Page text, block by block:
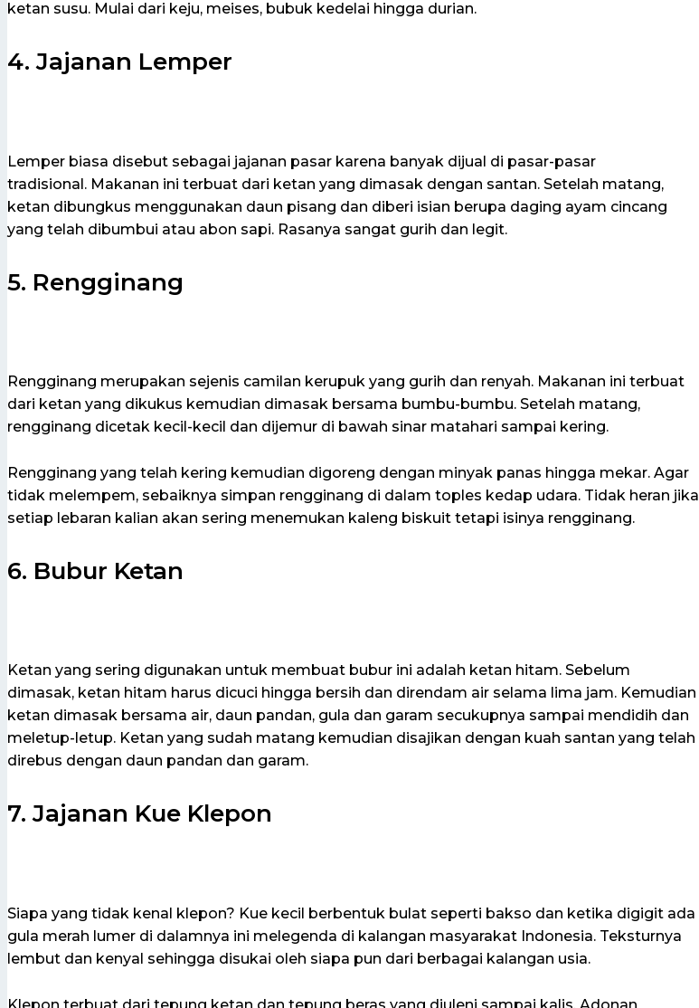
ketan susu. Mulai dari keju, meises, bubuk kedelai hingga durian.
4. Jajanan Lemper
Lemper biasa disebut sebagai jajanan pasar karena banyak dijual di pasar-pasar
tradisional. Makanan ini terbuat dari ketan yang dimasak dengan santan. Setelah matang,
ketan dibungkus menggunakan daun pisang dan diberi isian berupa daging ayam cincang
yang telah dibumbui atau abon sapi. Rasanya sangat gurih dan legit.
5. Rengginang
Rengginang merupakan sejenis camilan kerupuk yang gurih dan renyah. Makanan ini terbuat
dari ketan yang dikukus kemudian dimasak bersama bumbu-bumbu. Setelah matang,
rengginang dicetak kecil-kecil dan dijemur di bawah sinar matahari sampai kering.
Rengginang yang telah kering kemudian digoreng dengan minyak panas hingga mekar. Agar
tidak melempem, sebaiknya simpan rengginang di dalam toples kedap udara. Tidak heran jika
setiap lebaran kalian akan sering menemukan kaleng biskuit tetapi isinya rengginang.
6. Bubur Ketan
Ketan yang sering digunakan untuk membuat bubur ini adalah ketan hitam. Sebelum
dimasak, ketan hitam harus dicuci hingga bersih dan direndam air selama lima jam. Kemudian
ketan dimasak bersama air, daun pandan, gula dan garam secukupnya sampai mendidih dan
meletup-letup. Ketan yang sudah matang kemudian disajikan dengan kuah santan yang telah
direbus dengan daun pandan dan garam.
7. Jajanan Kue Klepon
Siapa yang tidak kenal klepon? Kue kecil berbentuk bulat seperti bakso dan ketika digigit ada
gula merah lumer di dalamnya ini melegenda di kalangan masyarakat Indonesia. Teksturnya
lembut dan kenyal sehingga disukai oleh siapa pun dari berbagai kalangan usia.
Klepon terbuat dari tepung ketan dan tepung beras yang diuleni sampai kalis. Adonan